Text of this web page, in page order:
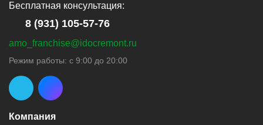
Компания
Бесплатная консультация:
8 (931) 105-57-76
amo_franchise@idocremont.ru
Режим работы: с 9:00 до 20:00